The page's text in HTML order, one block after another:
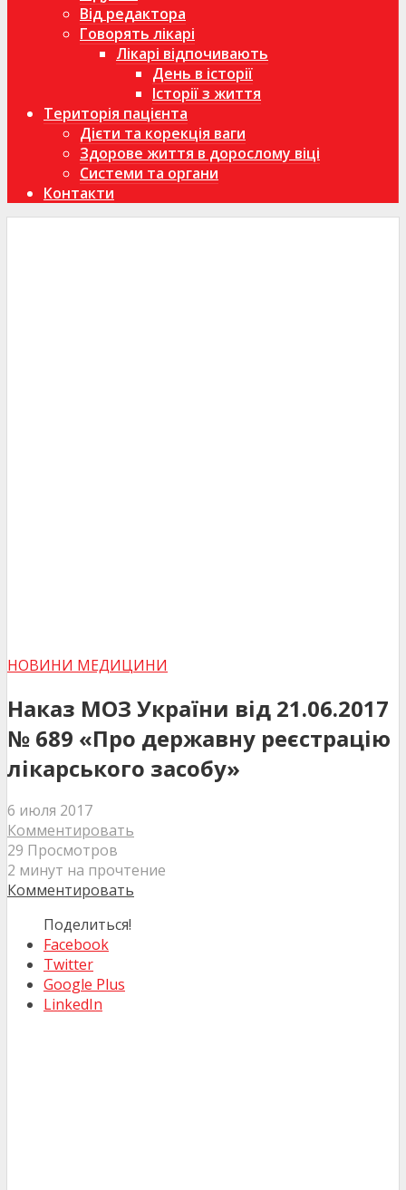
Від редактора
Говорять лікарі
Лікарі відпочивають
День в історії
Історії з життя
Територія пацієнта
Дієти та корекція ваги
Здорове життя в дорослому віці
Системи та органи
Контакти
НОВИНИ МЕДИЦИНИ
Наказ МОЗ України від 21.06.2017
№ 689 «Про державну реєстрацію
лікарського засобу»
6 июля 2017
Комментировать
29 Просмотров
2 минут на прочтение
Комментировать
Поделиться!
Facebook
Twitter
Google Plus
LinkedIn